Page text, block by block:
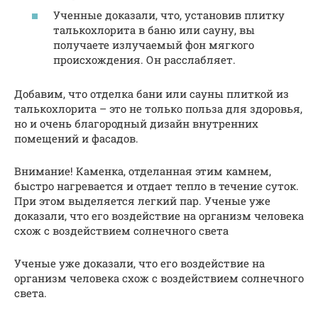
Ученные доказали, что, установив плитку
талькохлорита в баню или сауну, вы
получаете излучаемый фон мягкого
происхождения. Он расслабляет.
Добавим, что отделка бани или сауны плиткой из
талькохлорита – это не только польза для здоровья,
но и очень благородный дизайн внутренних
помещений и фасадов.
Внимание! Каменка, отделанная этим камнем,
быстро нагревается и отдает тепло в течение суток.
При этом выделяется легкий пар. Ученые уже
доказали, что его воздействие на организм человека
схож с воздействием солнечного света
Ученые уже доказали, что его воздействие на
организм человека схож с воздействием солнечного
света.